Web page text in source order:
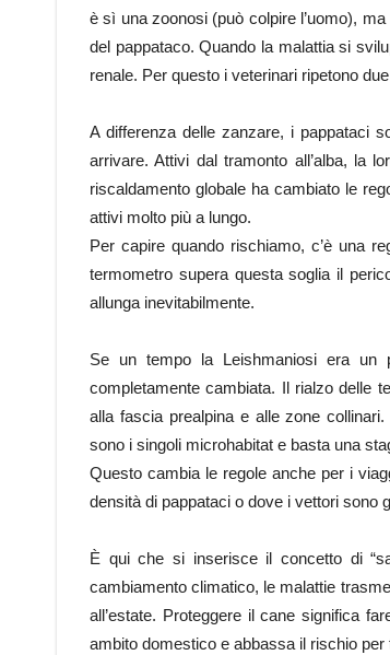
è sì una zoonosi (può colpire l’uomo), ma
del pappataco. Quando la malattia si
renale. Per questo i veterinari ripetono
A differenza delle zanzare, i pappataci
arrivare. Attivi dal tramonto all’alba, la
riscaldamento globale ha cambiato le
attivi molto più a lungo.
Per capire quando rischiamo, c’è una
termometro supera questa soglia il
allunga inevitabilmente.
Se un tempo la Leishmaniosi era un
completamente cambiata. Il rialzo delle
alla fascia prealpina e alle zone
sono i singoli microhabitat e basta una
Questo cambia le regole anche per i
densità di pappataci o dove i vettori sono
È qui che si inserisce il concetto di
cambiamento climatico, le malattie
all’estate. Proteggere il cane significa
ambito domestico e abbassa il rischio per